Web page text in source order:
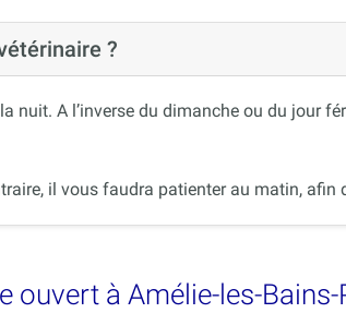
?
nuit. A l’inverse du dimanche ou du jour
il vous faudra patienter au matin, afin
ouvert à Amélie-les-